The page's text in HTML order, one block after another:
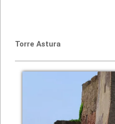
Torre Astura